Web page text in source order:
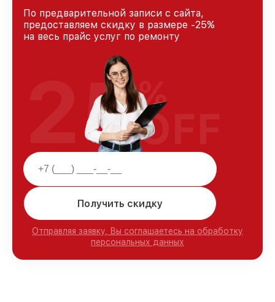
По предварительной записи с сайта,
предоставляем скидку в размере -25%
на весь прайс услуг по ремонту
Получить скидку
Отправляя заявку, Вы соглашаетесь на обработку
персональных данных
25%
OFF